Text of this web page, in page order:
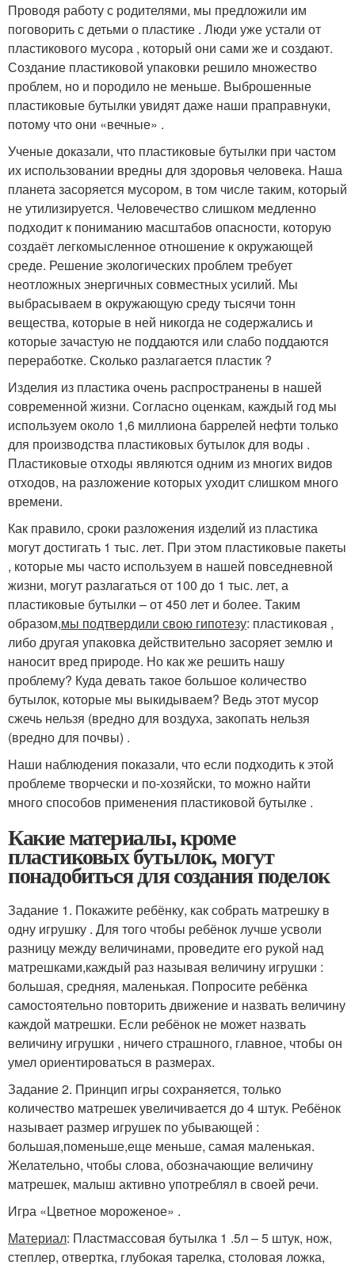
Проводя работу с родителями, мы предложили им
поговорить с детьми о пластике . Люди уже устали от
пластикового мусора , который они сами же и создают.
Создание пластиковой упаковки решило множество
проблем, но и породило не меньше. Выброшенные
пластиковые бутылки увидят даже наши праправнуки,
потому что они «вечные» .
Ученые доказали, что пластиковые бутылки при частом
их использовании вредны для здоровья человека. Наша
планета засоряется мусором, в том числе таким, который
не утилизируется. Человечество слишком медленно
подходит к пониманию масштабов опасности, которую
создаёт легкомысленное отношение к окружающей
среде. Решение экологических проблем требует
неотложных энергичных совместных усилий. Мы
выбрасываем в окружающую среду тысячи тонн
вещества, которые в ней никогда не содержались и
которые зачастую не поддаются или слабо поддаются
переработке. Сколько разлагается пластик ?
Изделия из пластика очень распространены в нашей
современной жизни. Согласно оценкам, каждый год мы
используем около 1,6 миллиона баррелей нефти только
для производства пластиковых бутылок для воды .
Пластиковые отходы являются одним из многих видов
отходов, на разложение которых уходит слишком много
времени.
Как правило, сроки разложения изделий из пластика
могут достигать 1 тыс. лет. При этом пластиковые пакеты
, которые мы часто используем в нашей повседневной
жизни, могут разлагаться от 100 до 1 тыс. лет, а
пластиковые бутылки – от 450 лет и более. Таким
образом,мы подтвердили свою гипотезу: пластиковая ,
либо другая упаковка действительно засоряет землю и
наносит вред природе. Но как же решить нашу
проблему? Куда девать такое большое количество
бутылок, которые мы выкидываем? Ведь этот мусор
сжечь нельзя (вредно для воздуха, закопать нельзя
(вредно для почвы) .
Наши наблюдения показали, что если подходить к этой
проблеме творчески и по-хозяйски, то можно найти
много способов применения пластиковой бутылке .
Какие материалы, кроме
пластиковых бутылок, могут
понадобиться для создания поделок
Задание 1. Покажите ребёнку, как собрать матрешку в
одну игрушку . Для того чтобы ребёнок лучше усволи
разницу между величинами, проведите его рукой над
матрешками,каждый раз называя величину игрушки :
большая, средняя, маленькая. Попросите ребёнка
самостоятельно повторить движение и назвать величину
каждой матрешки. Если ребёнок не может назвать
величину игрушки , ничего страшного, главное, чтобы он
умел ориентироваться в размерах.
Задание 2. Принцип игры сохраняется, только
количество матрешек увеличивается до 4 штук. Ребёнок
называет размер игрушек по убывающей :
большая,поменьше,еще меньше, самая маленькая.
Желательно, чтобы слова, обозначающие величину
матрешек, малыш активно употреблял в своей речи.
Игра «Цветное мороженое» .
Материал: Пластмассовая бутылка 1 .5л – 5 штук, нож,
степлер, отвертка, глубокая тарелка, столовая ложка,